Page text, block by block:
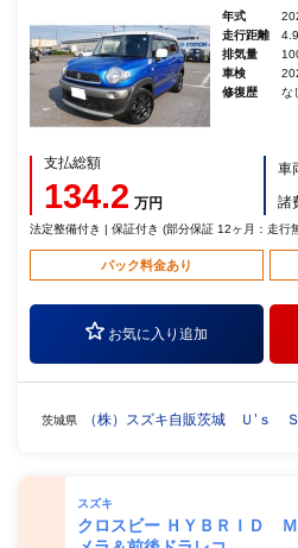
年式
走行距離
排気量
車検
修復歴
な
支払総額
134.2 万円
車
諸
法定整備付き | 保証付き (部分保証 12ヶ月：走行
パック料金あり
お気に入り追加
茨城県 （株）スズキ自販茨城 Ｕ’ｓ
スズキ
クロスビー ＨＹＢＲＩＤ